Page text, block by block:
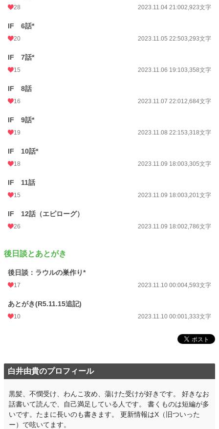
28 2023.11.04 21:002,923文字
IF 6話*
20 2023.11.05 22:503,293文字
IF 7話*
15 2023.11.06 19:103,358文字
IF 8話
16 2023.11.07 22:012,684文字
IF 9話*
19 2023.11.08 22:153,318文字
IF 10話*
18 2023.11.09 18:003,305文字
IF 11話
15 2023.11.09 18:003,201文字
IF 12話（エピローグ）
26 2023.11.09 18:002,786文字
後日談とあとがき
後日談：ラウルの巣作り*
17 2023.11.10 00:004,593文字
あとがき(R5.11.15追記)
10 2023.11.10 00:001,333文字
白井由貴のプロフィール
黒髪、不憫受け、わんこ攻め、蕩けた受けが好きです。 好きなお
話書いて読んで、自己満足している人です。 書くものは短編が多
いです。たまに長いのも書きます。 更新情報はX（旧ついった
ー）で呟いてます。